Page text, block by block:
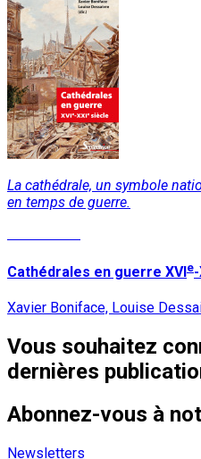
La cathédrale, un symbole
en temps de guerre.
Cathédrales en guerre XVIe
Xavier Boniface, Louise
Vous souhaitez
dernières
Abonnez-vous à
Newsletters